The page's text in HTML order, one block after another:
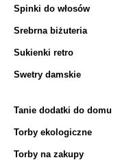
Spinki do włosów
Srebrna biżuteria
Sukienki retro
Swetry damskie
Tanie dodatki do domu
Torby ekologiczne
Torby na zakupy